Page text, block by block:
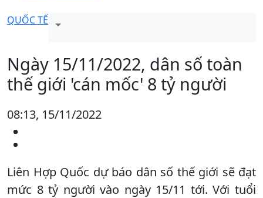
QUỐC TẾ
Ngày 15/11/2022, dân số toàn
thế giới 'cán mốc' 8 tỷ người
08:13, 15/11/2022
Liên Hợp Quốc dự báo dân số thế giới sẽ đạt
mức 8 tỷ người vào ngày 15/11 tới. Với tuổi